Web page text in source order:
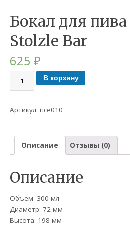
Бокал для
Stolzle Bar
625₽
В корзину
Артикул:псе010
Описание Отзывы (0)
Описание
Объем: 300 мл
Диаметр: 72 мм
Высота: 198 мм